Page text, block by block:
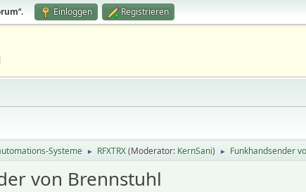
“. Einloggen Registrieren
Systeme ► RFXTRX(Moderator: KernSani) ► Funkhandsender
von Brennstuhl